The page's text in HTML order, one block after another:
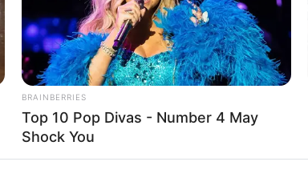
BRAINBERRIES
Top 10 Pop Divas - Number 4 May
Shock You